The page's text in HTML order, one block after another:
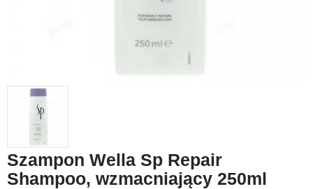
Szampon Wella Sp Repair
Shampoo, wzmacniający 250ml